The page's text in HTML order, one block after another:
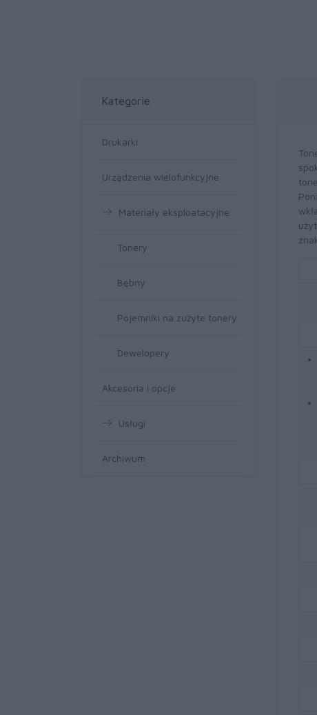
Kategorie
Drukarki
Urządzenia wielofunkcyjne
Materiały eksploatacyjne
Tonery
Bębny
Pojemniki na zużyte tonery
Dewelopery
Akcesoria i opcje
Usługi
Archiwum